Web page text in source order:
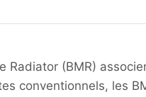
(BMR)
conventionnels, les